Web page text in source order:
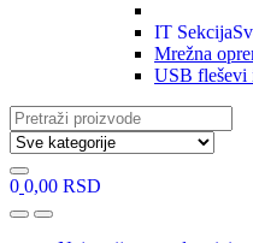
IT Sekcija
Mrežna
USB fleševi
Search
for:
0 0,00 RSD
OpenClose